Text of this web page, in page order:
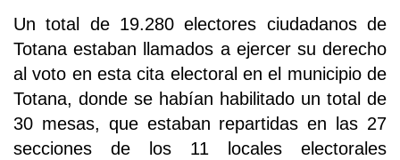
Un total de 19.280 electores ciudadanos de
Totana estaban llamados a ejercer su derecho
al voto en esta cita electoral en el municipio de
Totana, donde se habían habilitado un total de
30 mesas, que estaban repartidas en las 27
secciones de los 11 locales electorales